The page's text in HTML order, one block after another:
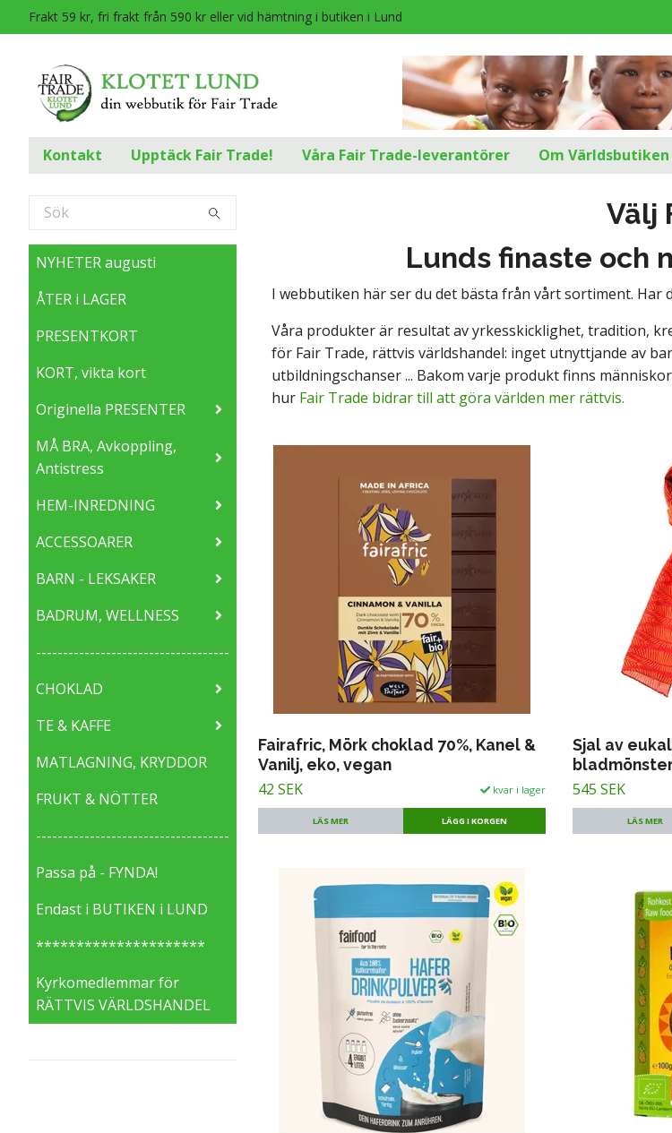
Frakt 59 kr, fri frakt från 590 kr eller vid hämtning i butiken i Lund
Kontakt Upptäck Fair Trade! Våra Fair Trade-leverantörer Om
NYHETER augusti
ÅTER i LAGER
PRESENTKORT
KORT, vikta kort
Originella PRESENTER
MÅ BRA, Avkoppling,
Antistress
HEM-INREDNING
ACCESSOARER
BARN - LEKSAKER
BADRUM, WELLNESS
------------------------------------
CHOKLAD
TE & KAFFE
MATLAGNING, KRYDDOR
FRUKT & NÖTTER
------------------------------------
Passa på - FYNDA!
Endast i BUTIKEN i LUND
*********************
Kyrkomedlemmar för
RÄTTVIS VÄRLDSHANDEL
Välj
Lunds finaste och
I webbutiken här ser du det bästa från vårt sortiment. Har
Våra produkter är resultat av yrkesskicklighet, tradition,
för Fair Trade, rättvis världshandel: inget utnyttjande av
utbildningschanser ... Bakom varje produkt finns
hur Fair Trade bidrar till att göra världen mer rättvis.
Fairafric, Mörk choklad 70%, Kanel &
Vanilj, eko, vegan
42 SEK kvar i lager
LÄS MER
Sjal av
545 SEK
LÄS MER